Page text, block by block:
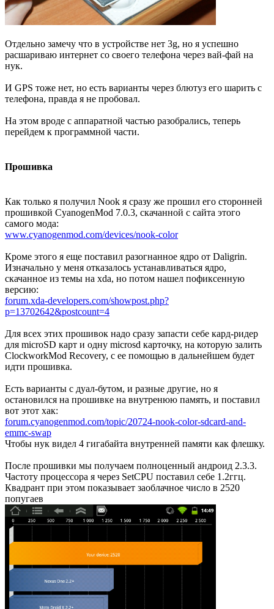
Отдельно замечу что в устройстве нет 3g, но я успешно
расшариваю интернет со своего телефона через вай-фай на
нук.
И GPS тоже нет, но есть варианты через блютуз его шарить с
телефона, правда я не пробовал.
На этом вроде с аппаратной частью разобрались, теперь
перейдем к программной части.
Прошивка
Как только я получил Nook я сразу же прошил его сторонней
прошивкой CyanogenMod 7.0.3, скачанной с сайта этого
самого мода:
www.cyanogenmod.com/devices/nook-color
Кроме этого я еще поставил разогнанное ядро от Daligrin.
Изначально у меня отказалось устанавливаться ядро,
скачанное из темы на xda, но потом нашел пофиксенную
версию:
forum.xda-developers.com/showpost.php?
p=13702642&postcount=4
Для всех этих прошивок надо сразу запасти себе кард-ридер
для microSD карт и одну microsd карточку, на которую залить
ClockworkMod Recovery, с ее помощью в дальнейшем будет
идти прошивка.
Есть варианты с дуал-бутом, и разные другие, но я
остановился на прошивке на внутренюю память, и поставил
вот этот хак:
forum.cyanogenmod.com/topic/20724-nook-color-sdcard-and-
emmc-swap
Чтобы нук видел 4 гигабайта внутренней памяти как флешку.
После прошивки мы получаем полноценный андроид 2.3.3.
Частоту процессора я через SetCPU поставил себе 1.2ггц.
Квадрант при этом показывает заоблачное число в 2520
попугаев